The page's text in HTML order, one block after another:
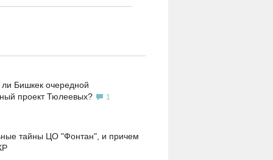
Бишкек очередной
проект Тюлеевых?
1
тайны ЦО "Фонтан", и причем